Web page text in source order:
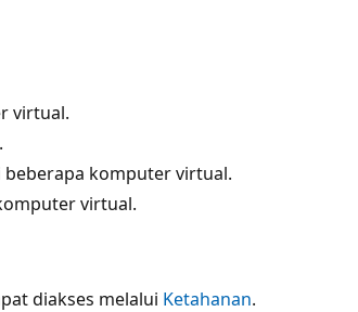
virtual.
komputer virtual.
virtual.
diakses melalui Ketahanan.